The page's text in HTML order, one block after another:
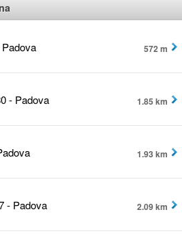
572 m
- Padova
1.85 km
1.93 km
- Padova
2.09 km